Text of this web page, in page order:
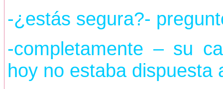
-¿estás segura?-
-completamente – su
hoy no estaba dispuesta